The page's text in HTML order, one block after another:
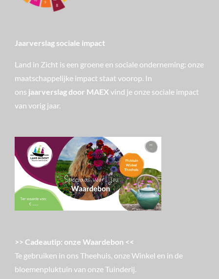
Jaarverslag sociale impact
Land in Zicht is een groene en sociale onderneming: onze
maatschappelijke impact staat voorop. In
ons jaarverslag door MAEX vind je onze sociale impact
van vorig jaar.
>> Cadeautip: onze Waardebon <<
Te gebruiken in ons Theehuis, onze Winkel en in de
bloemenpluktuin van onze Tuinderij.